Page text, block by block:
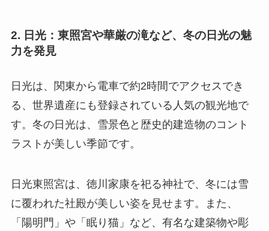
2. 日光：東照宮や華厳の滝など、冬の日光の魅
力を発見
日光は、関東から電車で約2時間でアクセスでき
る、世界遺産にも登録されている人気の観光地で
す。冬の日光は、雪景色と歴史的建造物のコント
ラストが美しい季節です。
日光東照宮は、徳川家康を祀る神社で、冬には雪
に覆われた社殿が美しい姿を見せます。また、
「陽明門」や「眠り猫」など、有名な建築物や彫